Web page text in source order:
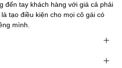
đến tay khách hàng với giá cả phải
tạo điều kiện cho mọi cô gái có
mình.